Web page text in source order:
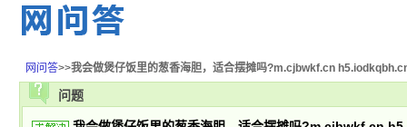
网问答>>我会做煲仔饭里的葱香海胆，适合摆摊吗?m.cjbwkf.cn
问题